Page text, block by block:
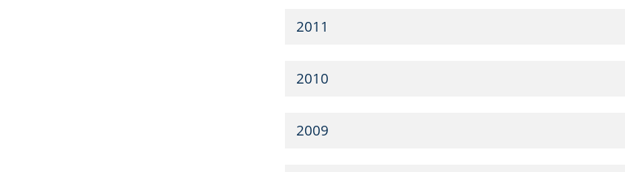
2011
2010
2009